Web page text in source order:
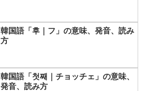
韓国語「후｜フ」の意味、発音、読み
方
韓国語「첫째｜チョッチェ」の意味、
発音、読み方